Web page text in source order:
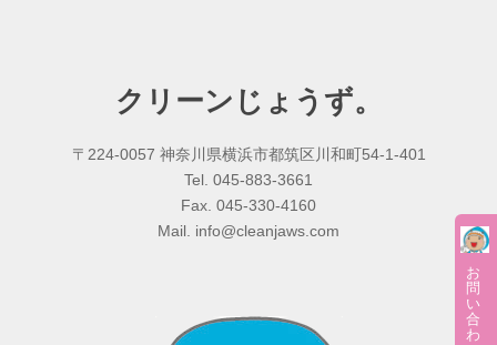
クリーンじょうず。
〒224-0057 神奈川県横浜市都筑区川和町54-1-401
Tel. 045-883-3661
Fax. 045-330-4160
Mail. info@cleanjaws.com
お
問
い
合
わ